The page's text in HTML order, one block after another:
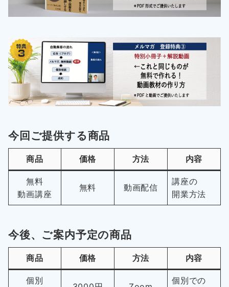
今回ご提供する商品
商品 価格 方法 内容
無料
動画講座
無料 動画配信
講座の
開業方法
今後、ご案内予定の商品
商品 価格 方法 内容
個別 個別での